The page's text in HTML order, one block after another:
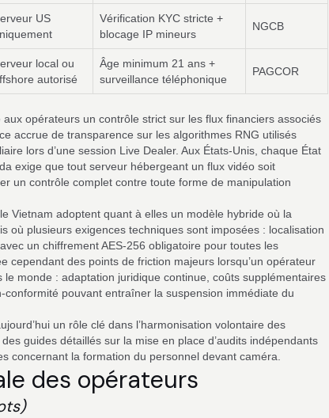
US
Vérification KYC stricte +
blocage IP mineurs
NGCB
local ou
autorisé
Âge minimum 21 ans +
surveillance téléphonique
PAGCOR
opérateurs un contrôle strict sur les flux financiers associés
accrue de transparence sur les algorithmes RNG utilisés
lors d’une session Live Dealer. Aux États‑Unis, chaque État
exige que tout serveur hébergeant un flux vidéo soit
un contrôle complet contre toute forme de manipulation
Vietnam adoptent quant à elles un modèle hybride où la
où plusieurs exigences techniques sont imposées : localisation
un chiffrement AES‑256 obligatoire pour toutes les
cependant des points de friction majeurs lorsqu’un opérateur
monde : adaptation juridique continue, coûts supplémentaires
pouvant entraîner la suspension immédiate du
un rôle clé dans l’harmonisation volontaire des
guides détaillés sur la mise en place d’audits indépendants
concernant la formation du personnel devant caméra.
des opérateurs